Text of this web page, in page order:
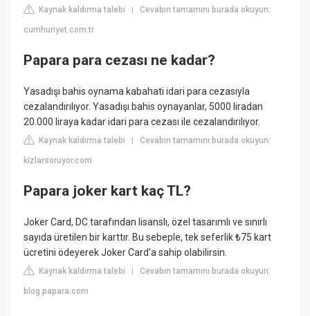
Kaynak kaldırma talebi |Cevabın tamamını burada okuyun:
cumhuriyet.com.tr
Papara para cezası ne kadar?
Yasadışı bahis oynama kabahati idari para cezasıyla
cezalandırılıyor. Yasadışı bahis oynayanlar, 5000 liradan
20.000 liraya kadar idari para cezası ile cezalandırılıyor.
Kaynak kaldırma talebi |Cevabın tamamını burada okuyun:
kizlarsoruyor.com
Papara joker kart kaç TL?
Joker Card, DC tarafından lisanslı, özel tasarımlı ve sınırlı
sayıda üretilen bir karttır. Bu sebeple, tek seferlik ₺75 kart
ücretini ödeyerek Joker Card'a sahip olabilirsin.
Kaynak kaldırma talebi |Cevabın tamamını burada okuyun:
blog.papara.com